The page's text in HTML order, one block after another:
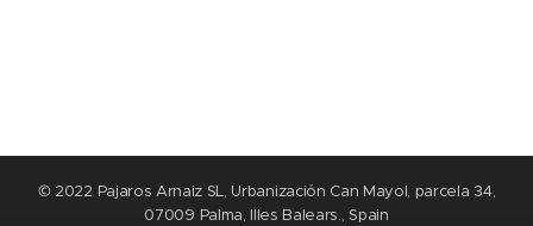
© 2022 Pajaros Arnaiz SL, Urbanización Can Mayol, parcela 34,
07009 Palma, Illes Balears., Spain